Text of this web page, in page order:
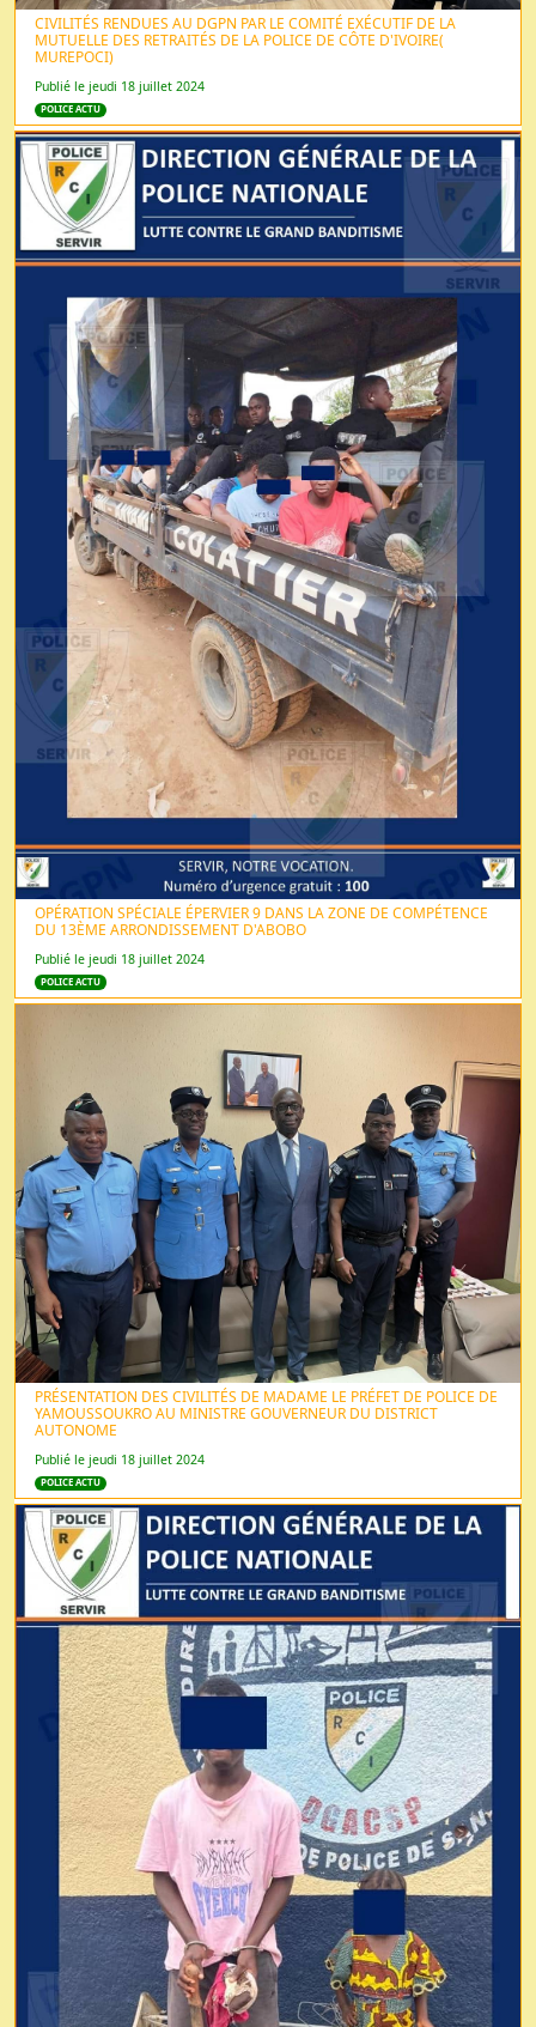
CIVILITÉS RENDUES AU DGPN PAR LE COMITÉ EXÉCUTIF DE LA
MUTUELLE DES RETRAITÉS DE LA POLICE DE CÔTE D'IVOIRE(
MUREPOCI)
Publié le jeudi 18 juillet 2024
POLICE ACTU
OPÉRATION SPÉCIALE ÉPERVIER 9 DANS LA ZONE DE COMPÉTENCE
DU 13ÈME ARRONDISSEMENT D'ABOBO
Publié le jeudi 18 juillet 2024
POLICE ACTU
PRÉSENTATION DES CIVILITÉS DE MADAME LE PRÉFET DE POLICE DE
YAMOUSSOUKRO AU MINISTRE GOUVERNEUR DU DISTRICT
AUTONOME
Publié le jeudi 18 juillet 2024
POLICE ACTU